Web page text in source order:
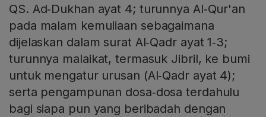
QS. Ad‑Dukhan ayat 4; turunnya Al‑Qur'an
pada malam kemuliaan sebagaimana
dijelaskan dalam surat Al‑Qadr ayat 1‑3;
turunnya malaikat, termasuk Jibril, ke bumi
untuk mengatur urusan (Al‑Qadr ayat 4);
serta pengampunan dosa‑dosa terdahulu
bagi siapa pun yang beribadah dengan